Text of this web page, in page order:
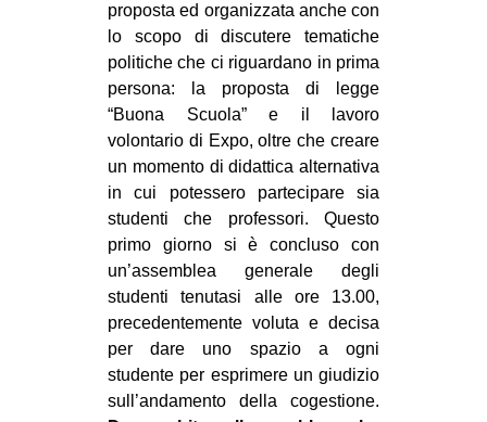
MIGRAZIONI
PRECARIATO
REPRESSIONE
CULTURE
ARTE
CINEMA
MANIFESTI
MUSICA
RECENSIONI
INTERNAZIONALE
proposta ed organizzata anche con
lo scopo di discutere tematiche
politiche che ci riguardano in prima
persona: la proposta di legge
“Buona Scuola” e il lavoro
volontario di Expo, oltre che creare
un momento di didattica alternativa
in cui potessero partecipare sia
studenti che professori. Questo
primo giorno si è concluso con
un’assemblea generale degli
studenti tenutasi alle ore 13.00,
precedentemente voluta e decisa
per dare uno spazio a ogni
studente per esprimere un giudizio
sull’andamento della cogestione.